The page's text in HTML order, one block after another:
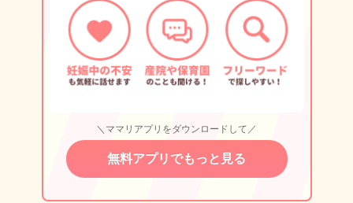
＼ママリアプリをダウンロードして／
無料アプリでもっと見る